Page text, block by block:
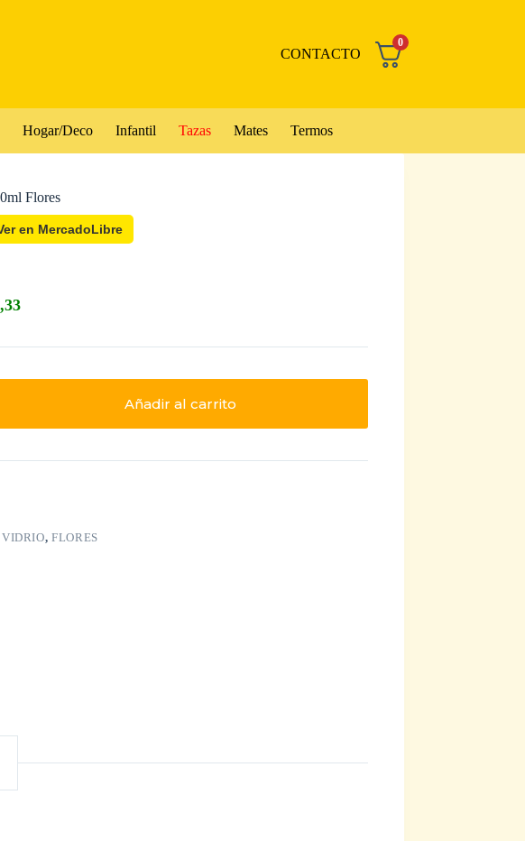
CONTACTO
0
Hogar/Deco Infantil Tazas Mates Termos
Flores
en MercadoLibre
Añadir al carrito
,FLORES